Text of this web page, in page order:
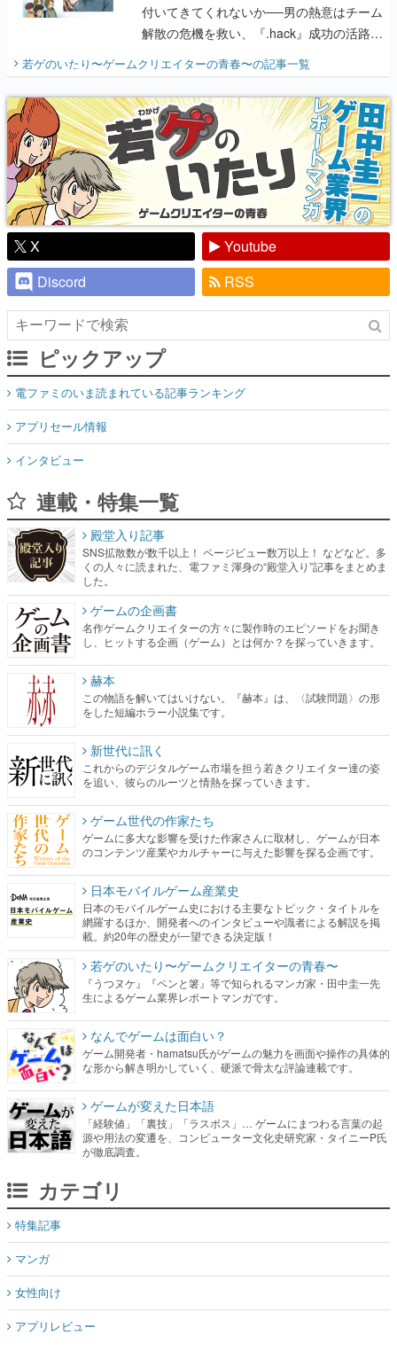
付いてきてくれないか──男の熱意はチーム
解散の危機を救い、『.hack』成功の活路を
『少年ジャンプ』色だった【若ゲのいた
り】
若ゲのいたり〜ゲームクリエイターの青春〜の記事一覧
X
Youtube
Discord
RSS
ピックアップ
電ファミのいま読まれている記事ランキング
アプリセール情報
インタビュー
連載・特集一覧
殿堂入り記事
SNS拡散数が数千以上！ ページビュー数万以上！ などなど。多
くの人々に読まれた、電ファミ渾身の“殿堂入り”記事をまとめま
した。
ゲームの企画書
名作ゲームクリエイターの方々に製作時のエピソードをお聞き
し、ヒットする企画（ゲーム）とは何か？を探っていきます。
赫本
この物語を解いてはいけない。『赫本』は、〈試験問題〉の形
をした短編ホラー小説集です。
新世代に訊く
これからのデジタルゲーム市場を担う若きクリエイター達の姿
を追い、彼らのルーツと情熱を探っていきます。
ゲーム世代の作家たち
ゲームに多大な影響を受けた作家さんに取材し、ゲームが日本
のコンテンツ産業やカルチャーに与えた影響を探る企画です。
日本モバイルゲーム産業史
日本のモバイルゲーム史における主要なトピック・タイトルを
網羅するほか、開発者へのインタビューや識者による解説を掲
載。約20年の歴史が一望できる決定版！
若ゲのいたり〜ゲームクリエイターの青春〜
『うつヌケ』『ペンと箸』等で知られるマンガ家・田中圭一先
生によるゲーム業界レポートマンガです。
なんでゲームは面白い？
ゲーム開発者・hamatsu氏がゲームの魅力を画面や操作の具体的
な形から解き明かしていく、硬派で骨太な評論連載です。
ゲームが変えた日本語
「経験値」「裏技」「ラスボス」… ゲームにまつわる言葉の起
源や用法の変遷を、コンピューター文化史研究家・タイニーP氏
が徹底調査。
カテゴリ
特集記事
マンガ
女性向け
アプリレビュー